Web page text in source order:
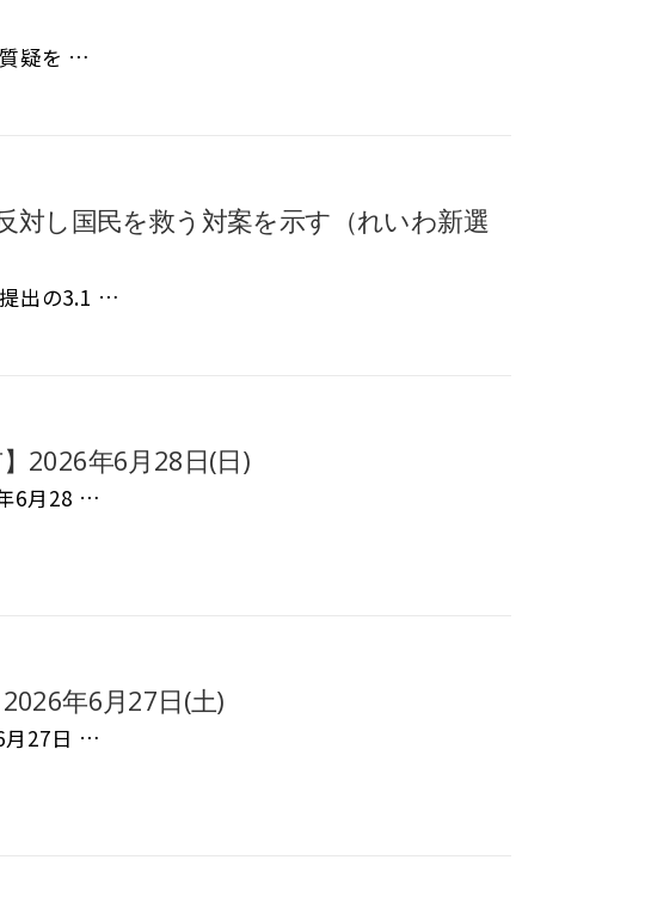
疑を …
対し国民を救う対案を示す（れいわ新選
提出の3.1 …
2026年6月28日(日)
6月28 …
年6月27日(土)
月27日 …